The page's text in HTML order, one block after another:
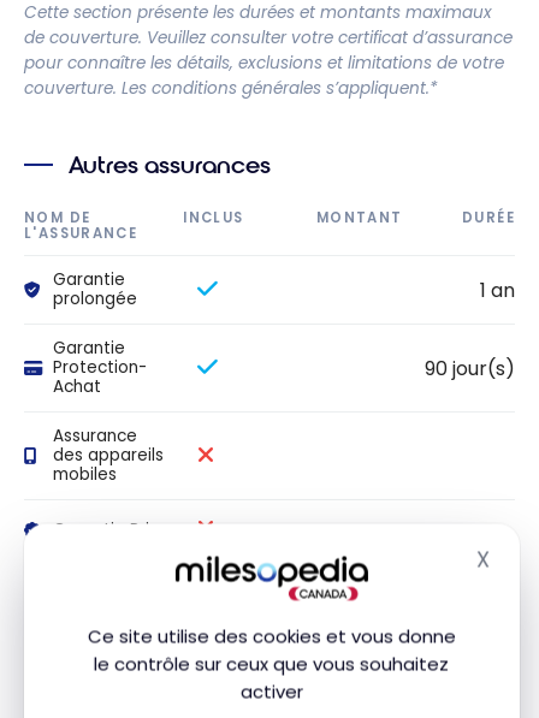
Ce site utilise des cookies et vous donne
le contrôle sur ceux que vous souhaitez
activer
X
Cette section présente les durées et montants maximaux
de couverture. Veuillez consulter votre certificat d’assurance
pour connaître les détails, exclusions et limitations de votre
couverture. Les conditions générales s’appliquent.*
Autres assurances
NOM DE
L'ASSURANCE
INCLUS MONTANT DURÉE
Garantie
prolongée
1 an
Garantie
Protection-
Achat
90 jour(s)
Assurance
des appareils
mobiles
Garantie Prix
Notre avis
La Carte de crédit Mastercardᴹᴰ La Vraie Ligne Orᴹᴰ